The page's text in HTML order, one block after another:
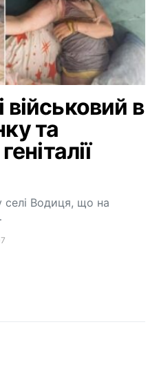
в
та
селі Водиця, що на